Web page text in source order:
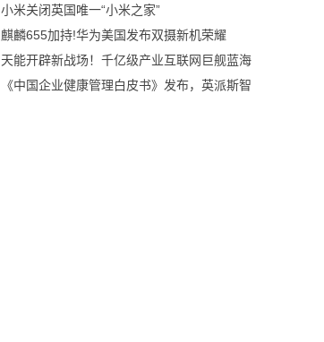
小米关闭英国唯一“小米之家”
麒麟655加持!华为美国发布双摄新机荣耀
天能开辟新战场！千亿级产业互联网巨舰蓝海
《中国企业健康管理白皮书》发布，英派斯智